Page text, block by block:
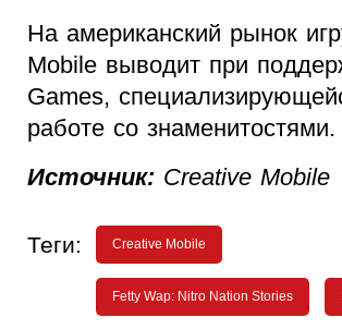
На американский рынок
Mobile выводит при
Games,
работе со знаменитостями.
Источник: Creative Mobile
Теги: Creative Mobile
Fetty Wap: Nitro Nation Stories